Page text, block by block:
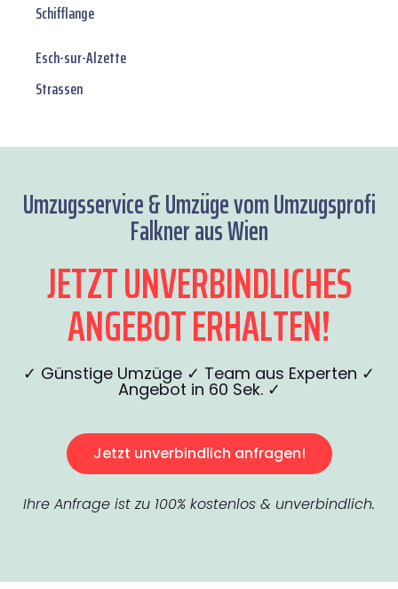
Schifflange
Esch-sur-Alzette
Strassen
Umzugsservice & Umzüge vom Umzugsprofi
Falkner aus Wien
JETZT UNVERBINDLICHES
ANGEBOT ERHALTEN!
✓ Günstige Umzüge ✓ Team aus Experten ✓
Angebot in 60 Sek. ✓
Jetzt unverbindlich anfragen!
Ihre Anfrage ist zu 100% kostenlos & unverbindlich.